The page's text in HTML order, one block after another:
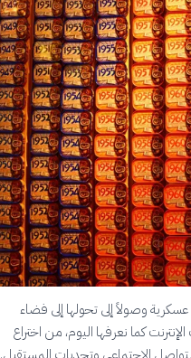
عسكرية وصولاً إلى تحولها إلى فضاء
كما نعرفها اليوم، من اختراع